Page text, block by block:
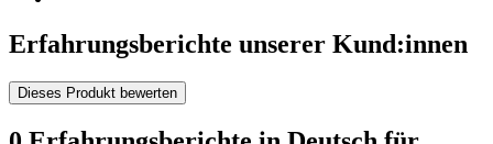
Erfahrungsberichte unserer Kund:innen
Dieses Produkt bewerten